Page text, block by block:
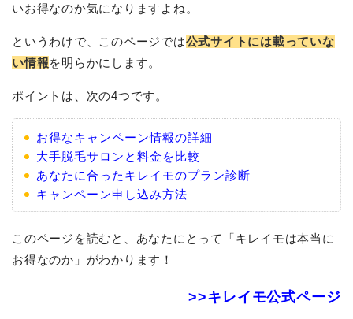
いお得なのか気になりますよね。
というわけで、このページでは公式サイトには載っていな
い情報を明らかにします。
ポイントは、次の4つです。
お得なキャンペーン情報の詳細
大手脱毛サロンと料金を比較
あなたに合ったキレイモのプラン診断
キャンペーン申し込み方法
このページを読むと、あなたにとって「キレイモは本当に
お得なのか」がわかります！
>>キレイモ公式ページ